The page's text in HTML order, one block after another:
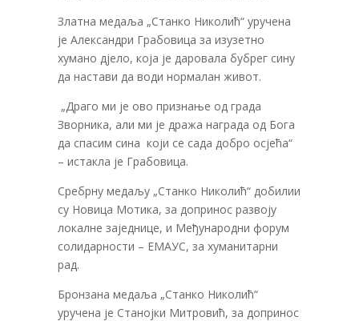
Златна медаља „Станко Николић“ уручена
је Александри Грабовица за изузетно
хумано дјело, која је даровала бубрег сину
да настави да води нормалан живот.
„Драго ми је ово признање од града
Зворника, али ми је дража награда од Бога
да спасим сина који се сада добро осјећа“
– истакла је Грабовица.
Сребрну медаљу „Станко Николић“ добилии
су Новица Мотика, за допринос развоју
локалне заједнице, и Међународни форум
солидарности – ЕМАУС, за хуманитарни
рад.
Бронзана медаља „Станко Николић“
уручена је Станојки Митровић, за допринос